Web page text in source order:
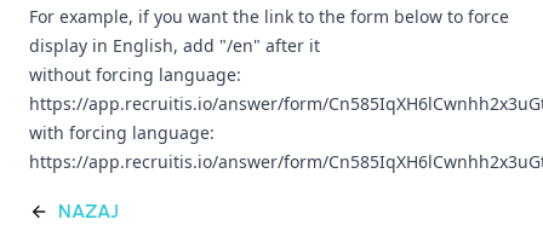
For example, if you want the link to the form below to force
display in English, add "/en" after it
without forcing language:
https://app.recruitis.io/answer/form/
with forcing language:
https://app.recruitis.io/answer/form/
NAZAJ